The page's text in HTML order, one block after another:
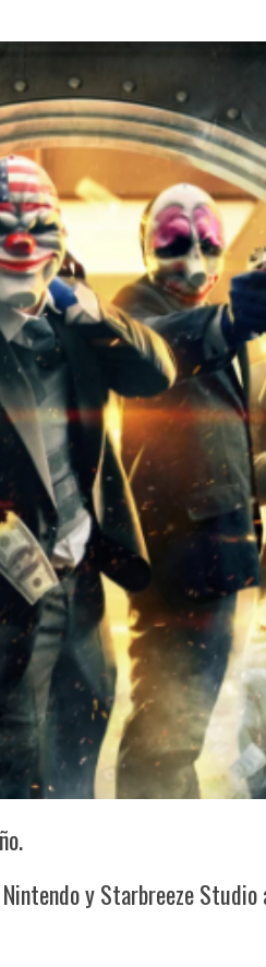
y Starbreeze Studio